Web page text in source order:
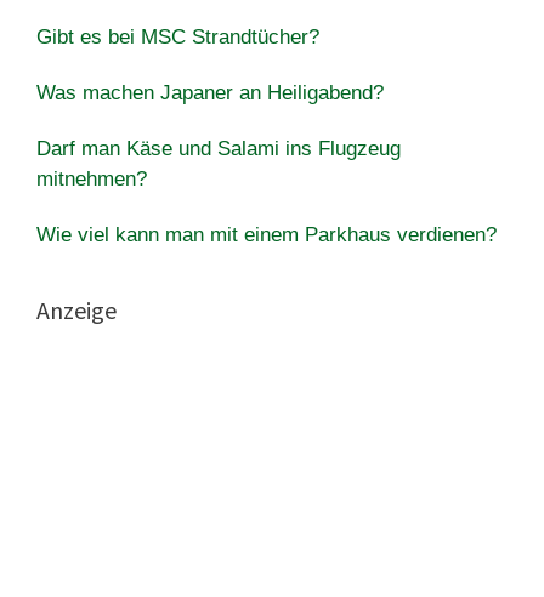
Gibt es bei MSC Strandtücher?
Was machen Japaner an Heiligabend?
Darf man Käse und Salami ins Flugzeug
mitnehmen?
Wie viel kann man mit einem Parkhaus verdienen?
Anzeige